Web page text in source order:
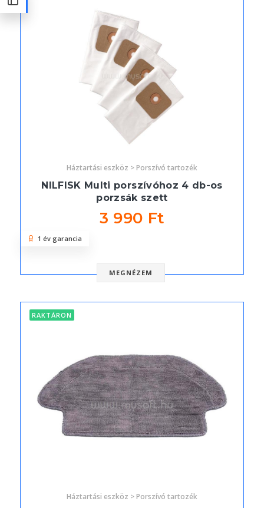
Háztartási eszköz > Porszívó tartozék
NILFISK Multi porszívóhoz 4 db-os
porzsák szett
3 990 Ft
MEGNÉZEM
1 év garancia
RAKTÁRON
Háztartási eszköz > Porszívó tartozék